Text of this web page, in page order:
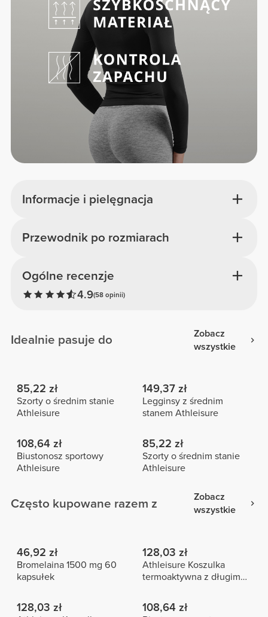
Informacje i pielęgnacja
Ogólne recenzje
4.9(58 opinii)
Przewodnik po rozmiarach
Idealnie pasuje do
Zobacz
wszystkie
85,22 zł
Szorty o średnim stanie
Athleisure
149,37 zł
Legginsy z średnim
stanem Athleisure
108,64 zł
Biustonosz sportowy
Athleisure
85,22 zł
Szorty o średnim stanie
Athleisure
Często kupowane razem z
Zobacz
wszystkie
46,92 zł
Bromelaina 1500 mg 60
kapsułek
128,03 zł
Athleisure Koszulka
termoaktywna z długim
128,03 zł 108,64 zł